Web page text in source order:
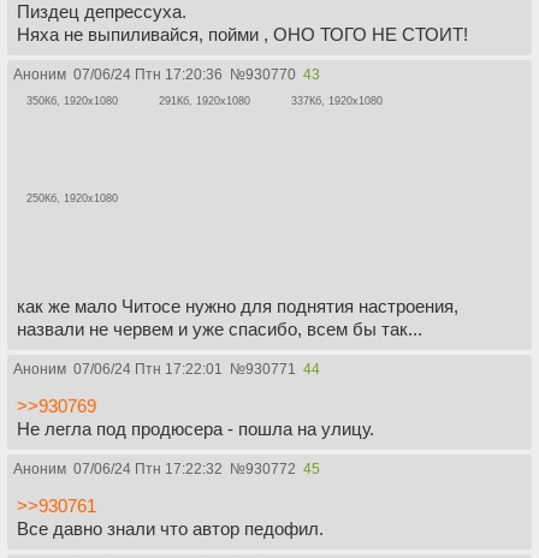
Пиздец депрессуха.
Няха не выпиливайся, пойми , ОНО ТОГО НЕ СТОИТ!
Аноним 07/06/24 Птн 17:20:36 №930770 43
350Кб, 1920x1080 291Кб, 1920x1080 337Кб, 1920x1080
250Кб, 1920x1080
как же мало Читосе нужно для поднятия настроения,
назвали не червем и уже спасибо, всем бы так...
Аноним 07/06/24 Птн 17:22:01 №930771 44
>>930769
Не легла под продюсера - пошла на улицу.
Аноним 07/06/24 Птн 17:22:32 №930772 45
>>930761
Все давно знали что автор педофил.